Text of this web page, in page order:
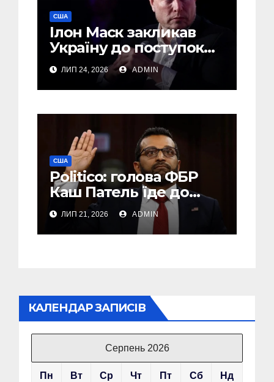
США
Ілон Маск закликав
Україну до поступок
Путіну – The Economist
ЛИП 24, 2026 ADMIN
США
Politico: голова ФБР
Каш Патель їде до
Росії із засекреченою
місією
ЛИП 21, 2026 ADMIN
КАЛЕНДАР ЗАПИСІВ
Серпень 2026
Пн Вт Ср Чт Пт Сб Нд